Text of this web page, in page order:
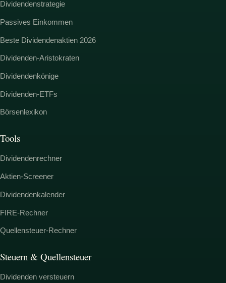
Dividendenstrategie
Passives Einkommen
Beste Dividendenaktien 2026
Dividenden-Aristokraten
Dividendenkönige
Dividenden-ETFs
Börsenlexikon
Tools
Dividendenrechner
Aktien-Screener
Dividendenkalender
FIRE-Rechner
Quellensteuer-Rechner
Steuern & Quellensteuer
Dividenden versteuern